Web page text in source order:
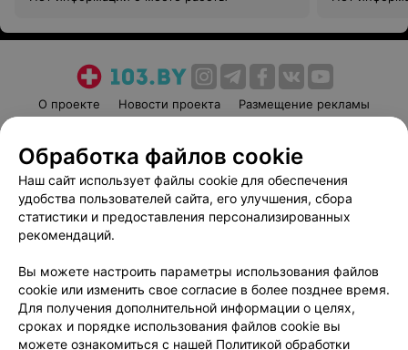
О проекте Новости проекта
Размещение рекламы
Пользовательское соглашение
Способы оплаты
Вакансии
Партнеры
Написать руководителю 103.by
Обработка персональных данных
Обработка файлов cookie
Наш сайт использует файлы cookie для обеспечения
удобства пользователей сайта, его улучшения, сбора
статистики и предоставления персонализированных
рекомендаций.
Вы можете настроить параметры использования файлов
cookie или изменить свое согласие в более позднее время.
Для получения дополнительной информации о целях,
сроках и порядке использования файлов cookie вы
можете ознакомиться с нашей Политикой обработки